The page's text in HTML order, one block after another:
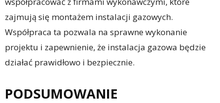
zajmują się montażem instalacji gazowych.
Współpraca ta pozwala na sprawne wykonanie
projektu i zapewnienie, że instalacja gazowa będzie
działać prawidłowo i bezpiecznie.
PODSUMOWANIE